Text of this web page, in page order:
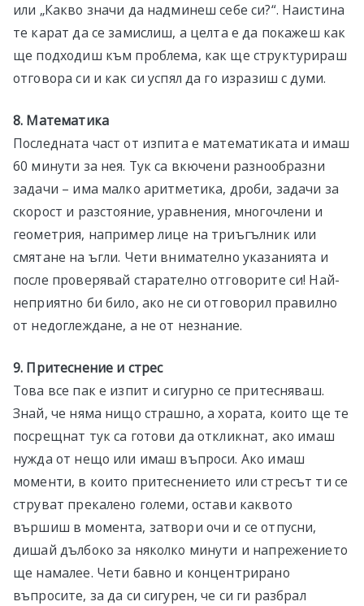
или „Какво значи да надминеш себе си?“. Наистина
те карат да се замислиш, а целта е да покажеш как
ще подходиш към проблема, как ще структурираш
отговора си и как си успял да го изразиш с думи.
8. Математика
Последната част от изпита е математиката и имаш
60 минути за нея. Тук са вкючени разнообразни
задачи – има малко аритметика, дроби, задачи за
скорост и разстояние, уравнения, многочлени и
геометрия, например лице на триъгълник или
смятане на ъгли. Чети внимателно указанията и
после проверявай старателно отговорите си! Най-
неприятно би било, ако не си отговорил правилно
от недоглеждане, а не от незнание.
9. Притеснение и стрес
Това все пак е изпит и сигурно се притесняваш.
Знай, че няма нищо страшно, а хората, които ще те
посрещнат тук са готови да откликнат, ако имаш
нужда от нещо или имаш въпроси. Ако имаш
моменти, в които притеснението или стресът ти се
струват прекалено големи, остави каквото
вършиш в момента, затвори очи и се отпусни,
дишай дълбоко за няколко минути и напрежението
ще намалее. Чети бавно и концентрирано
въпросите, за да си сигурен, че си ги разбрал